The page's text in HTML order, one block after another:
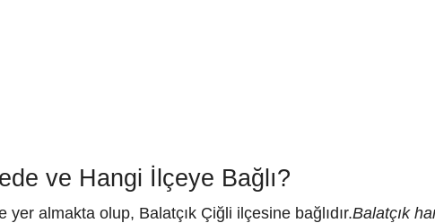
ve Hangi İlçeye Bağlı?
yer almakta olup, Balatçık Çiğli ilçesine bağlıdır.Balatçık